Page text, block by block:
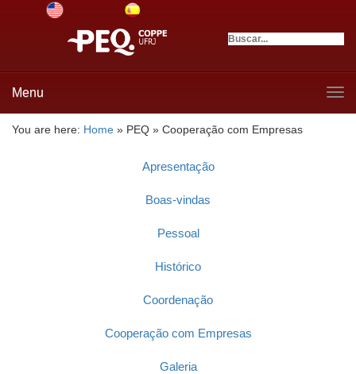
SITE INGLÊS
LINK SITE ESPANHOL
Menu
You are here: Home » PEQ » Cooperação com Empresas
Apresentação
Boas-vindas
Pessoal
Histórico
Coordenação
Cooperação com Empresas
Galeria